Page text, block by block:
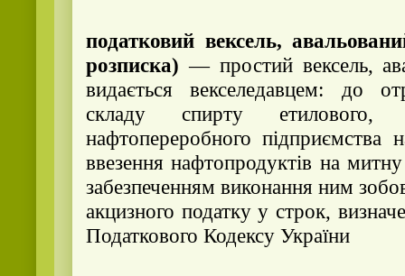
податковий вексель,
розписка) — простий вексель,
видається векселедавцем: до
складу спирту
нафтопереробного підприємства
ввезення нафтопродуктів на
забезпеченням виконання ним
акцизного податку у строк,
Податкового Кодексу України